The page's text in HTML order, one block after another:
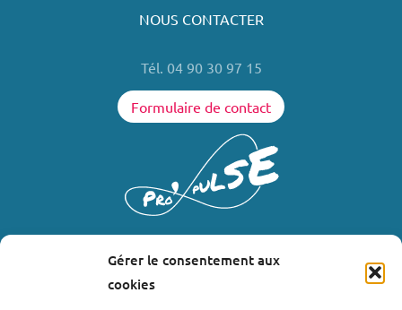
Gérer le consentement aux
cookies
NOUS CONTACTER
Tél. 04 90 30 97 15
Formulaire de contact